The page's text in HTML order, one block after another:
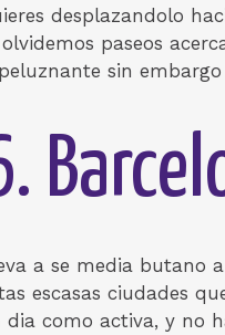
desplazandolo
paseos
sin
a se media butano
escasas ciudades
di­a como activa, y no